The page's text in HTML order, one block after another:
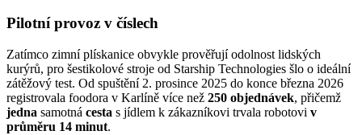
Pilotní provoz v číslech
Zatímco zimní plískanice obvykle prověřují odolnost lidských
kurýrů, pro šestikolové stroje od Starship Technologies šlo o ideální
zátěžový test. Od spuštění 2. prosince 2025 do konce března 2026
registrovala foodora v Karlíně více než 250 objednávek, přičemž
jedna samotná cesta s jídlem k zákazníkovi trvala robotovi v
průměru 14 minut.